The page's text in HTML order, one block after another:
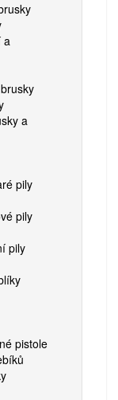
a
a
pily
pily
pily
pistole